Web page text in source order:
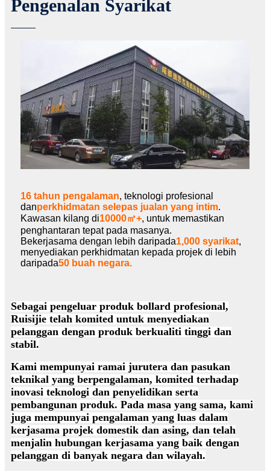
Pengenalan Syarikat
16 tahun pengalaman, teknologi profesional
danperkhidmatan selepas jualan yang intim.
Kawasan kilang di10000㎡+, untuk memastikan
penghantaran tepat pada masanya.
Bekerjasama dengan lebih daripada1,000 syarikat,
menyediakan perkhidmatan kepada projek di lebih
daripada50 buah negara.
Sebagai pengeluar produk bollard profesional,
Ruisijie telah komited untuk menyediakan
pelanggan dengan produk berkualiti tinggi dan
stabil.
Kami mempunyai ramai jurutera dan pasukan
teknikal yang berpengalaman, komited terhadap
inovasi teknologi dan penyelidikan serta
pembangunan produk. Pada masa yang sama, kami
juga mempunyai pengalaman yang luas dalam
kerjasama projek domestik dan asing, dan telah
menjalin hubungan kerjasama yang baik dengan
pelanggan di banyak negara dan wilayah.